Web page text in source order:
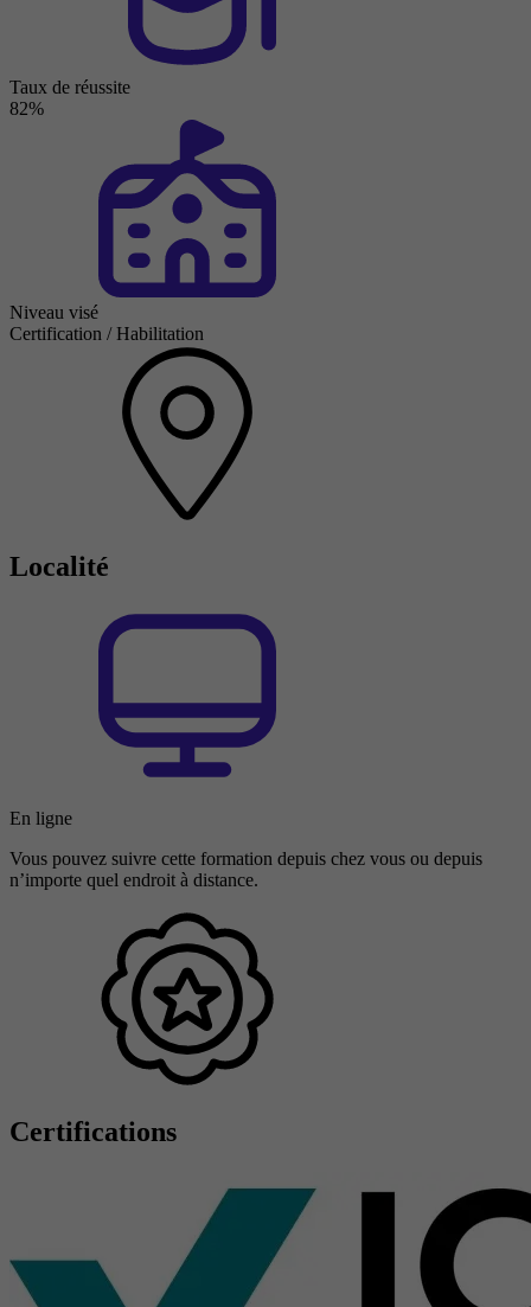
Taux de réussite
82%
Niveau visé
Certification / Habilitation
Localité
En ligne
Vous pouvez suivre cette formation depuis chez vous ou depuis
n’importe quel endroit à distance.
Certifications